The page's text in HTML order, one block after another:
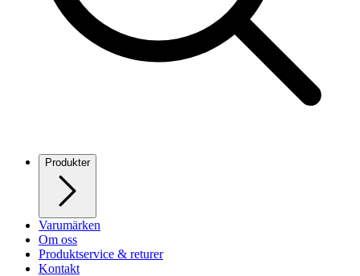
Produkter
Varumärken
Om oss
Produktservice & returer
Kontakt